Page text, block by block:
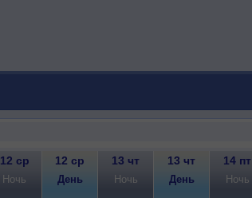
12 ср 12 ср 13 чт 13 чт 14 пт
Ночь День Ночь День Ночь